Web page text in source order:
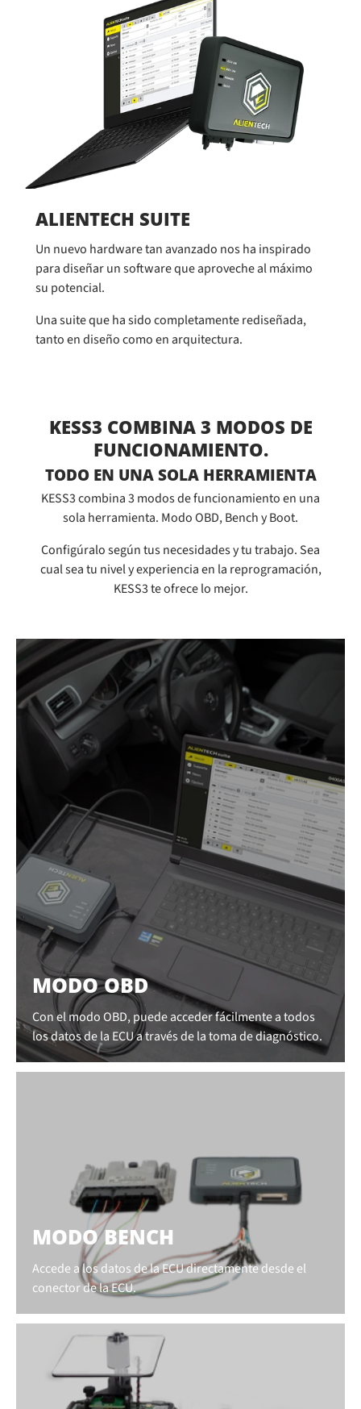
ALIENTECH SUITE
Un nuevo hardware tan avanzado nos ha inspirado
para diseñar un software que aproveche al máximo
su potencial.
Una suite que ha sido completamente rediseñada,
tanto en diseño como en arquitectura.
KESS3 COMBINA 3 MODOS DE
FUNCIONAMIENTO.
TODO EN UNA SOLA HERRAMIENTA
KESS3 combina 3 modos de funcionamiento en una
sola herramienta. Modo OBD, Bench y Boot.
Configúralo según tus necesidades y tu trabajo. Sea
cual sea tu nivel y experiencia en la reprogramación,
KESS3 te ofrece lo mejor.
MODO OBD
Con el modo OBD, puede acceder fácilmente a todos
los datos de la ECU a través de la toma de diagnóstico.
MODO BENCH
Accede a los datos de la ECU directamente desde el
conector de la ECU.